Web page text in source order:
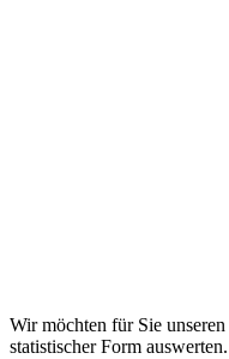
Wir möchten für Sie
statistischer Form auswerten.